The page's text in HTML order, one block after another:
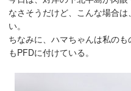
なさそうだけど、こんな場合
い。
ちなみに、ハマちゃんは私の
もPFDに付けている。